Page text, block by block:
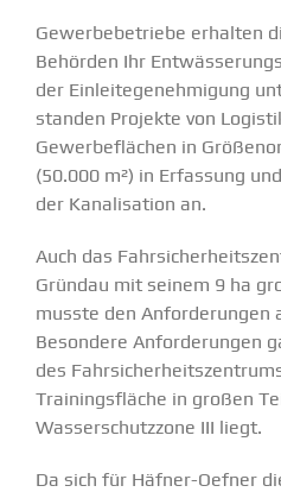
Gewerbebetriebe erhalten
Behörden Ihr
der Einleitegenehmigung
standen Projekte von
Gewerbeflächen in
(50.000 m²) in Erfassung
der Kanalisation an.
Auch das
Gründau mit seinem 9 ha
musste den Anforderungen
Besondere Anforderungen
des
Trainingsfläche in großen
Wasserschutzzone III liegt.
Da sich für Häfner-Oefner